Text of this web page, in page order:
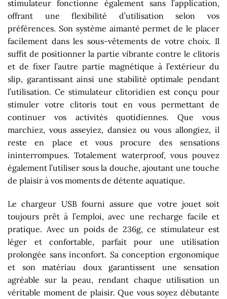
stimulateur fonctionne également sans l’application,
offrant une flexibilité d’utilisation selon vos
préférences. Son système aimanté permet de le placer
facilement dans les sous-vêtements de votre choix. Il
suffit de positionner la partie vibrante contre le clitoris
et de fixer l’autre partie magnétique à l’extérieur du
slip, garantissant ainsi une stabilité optimale pendant
l’utilisation. Ce stimulateur clitoridien est conçu pour
stimuler votre clitoris tout en vous permettant de
continuer vos activités quotidiennes. Que vous
marchiez, vous asseyiez, dansiez ou vous allongiez, il
reste en place et vous procure des sensations
ininterrompues. Totalement waterproof, vous pouvez
également l’utiliser sous la douche, ajoutant une touche
de plaisir à vos moments de détente aquatique.
Le chargeur USB fourni assure que votre jouet soit
toujours prêt à l’emploi, avec une recharge facile et
pratique. Avec un poids de 236g, ce stimulateur est
léger et confortable, parfait pour une utilisation
prolongée sans inconfort. Sa conception ergonomique
et son matériau doux garantissent une sensation
agréable sur la peau, rendant chaque utilisation un
véritable moment de plaisir. Que vous soyez débutante